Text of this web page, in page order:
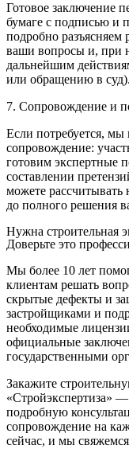
Готовое заключение
бумаге с подписью и
подробно разъясняем
ваши вопросы и, при
дальнейшим
или обращению в суд).
7. Сопровождение и
Если потребуется, мы
сопровождение:
готовим экспертные
составлении
можете
до полного решения
Нужна строительная
Доверьте это
Мы более 10 лет
клиентам решать
скрытые дефекты и
застройщиками и
необходимые
официальные
государственными
Закажите
«Стройэкспертиза»
подробную
сопровождение на
сейчас, и мы